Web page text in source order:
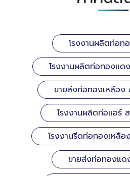
โรงงานผลิตท่อท
โรงงานผลิตท่อทองแด
ขายส่งท่อทองเหลือง
โรงงานผลิตท่อแอร์
โรงงานรีดท่อทองเหลือ
ขายส่งท่อทองแด